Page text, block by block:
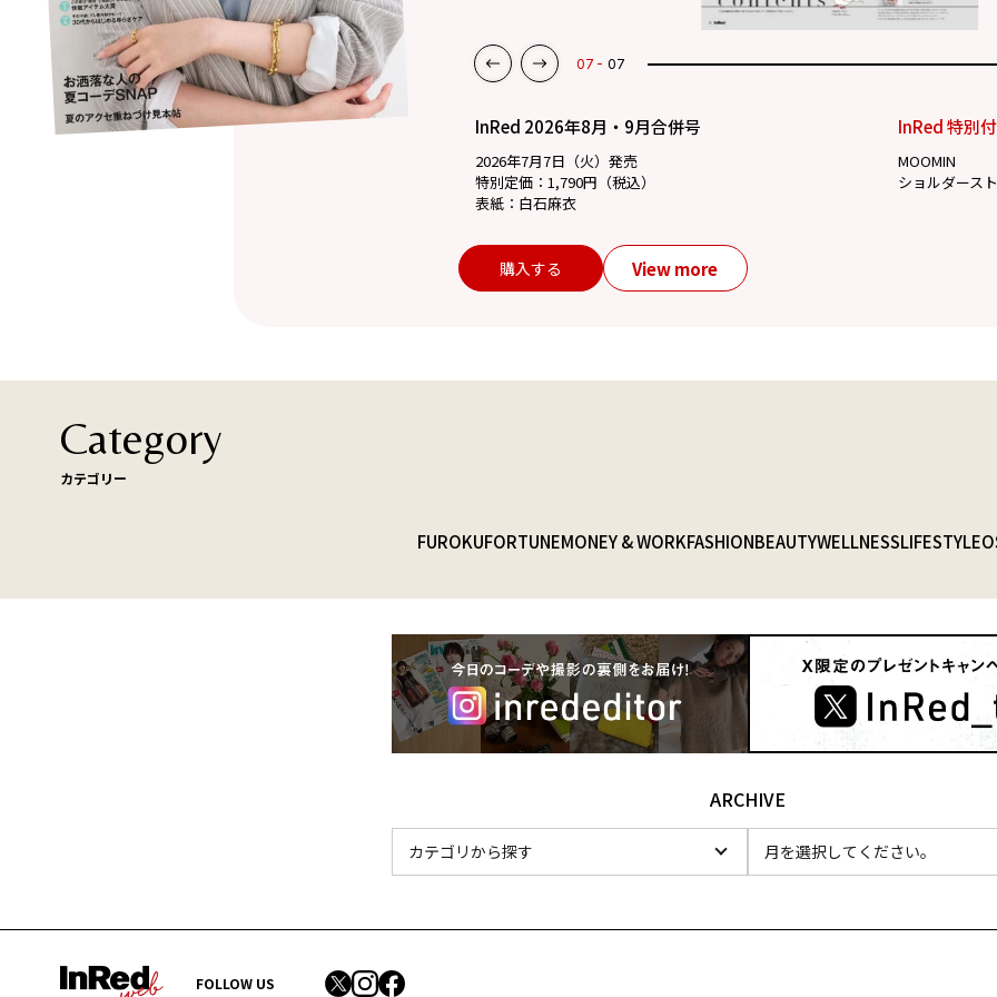
07 07
InRed 2026年8月・9月合併号
2026年7月7日（火）発売
特別定価：1,790円（税込）
表紙：白石麻衣
InRed 特別
MOOMIN
ショルダース
購入する View more
Category
カテゴリー
FUROKUFORTUNEMONEY & WORKFASHIONBEAUTYWELLNESSLIFESTYLE
ARCHIVE
FOLLOW US